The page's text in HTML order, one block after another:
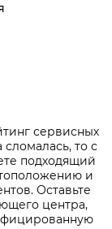
сервисных
то с
подходящий
и
Оставьте
центра,